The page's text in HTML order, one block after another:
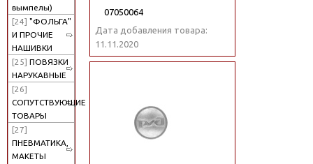
вымпелы)
[24] "ФОЛЬГА"
И ПРОЧИЕ
НАШИВКИ
[25] ПОВЯЗКИ
НАРУКАВНЫЕ
[26]
СОПУТСТВУЮЩИЕ
ТОВАРЫ
[27]
ПНЕВМАТИКА,
МАКЕТЫ
07050064
Дата добавления товара:
11.11.2020